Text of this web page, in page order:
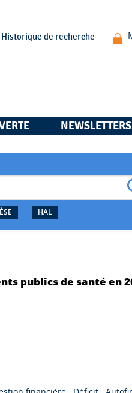
Historique de recherche
NEWSLETTERS
HAL
publics de santé en